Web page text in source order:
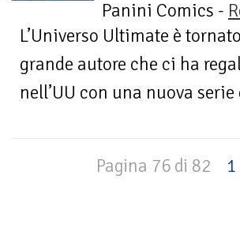
Panini Comics -
L’Universo Ultimate è
grande autore che ci ha
nell’UU con una nuova
Pagina 76 di 82 1